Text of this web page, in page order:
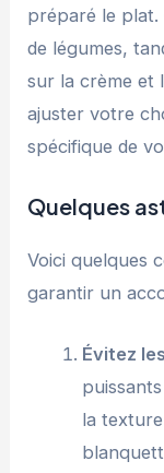
préparé le plat.
de légumes,
sur la crème et
ajuster votre
spécifique de
Quelques
Voici quelques
garantir un
Évitez
la